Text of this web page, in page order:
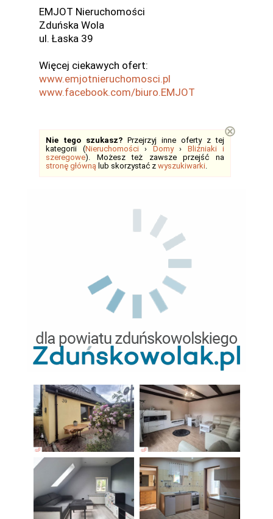
EMJOT Nieruchomości
Zduńska Wola
ul. Łaska 39
Więcej ciekawych ofert:
www.emjotnieruchomosci.pl
www.facebook.com/biuro.EMJOT
Nie tego szukasz? Przejrzyj inne oferty z tej
kategorii (Nieruchomości› Domy› Bliźniaki i
szeregowe). Możesz też zawsze przejść na
stronę główną lub skorzystać z wyszukiwarki.
⊗